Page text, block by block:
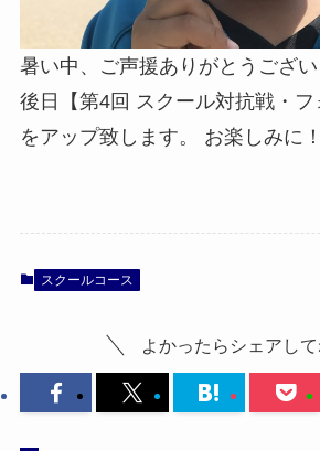
暑い中、ご声援ありがとうござ
後日【第4回 スクール対抗戦・フ
をアップ致します。 お楽しみに！
スクールコース
よかったらシェアして